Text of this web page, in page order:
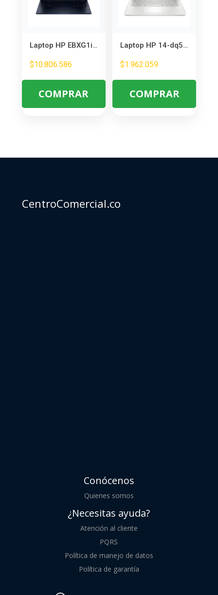
Laptop HP EBXG1i14AI U7 14″ 32GB RAM 1TB SSD – Potente para Multitarea
$10.806.586
COMPRAR
Laptop HP 14-dq5016la Core i5-1235U – Portátil Ligero para Trabajo y Estudio
$1.962.059
COMPRAR
CentroComercial.co
Conócenos
Quienes somos
¿Necesitas ayuda?
Atención al cliente
PQRS
Política de manejo de datos
Política de garantía